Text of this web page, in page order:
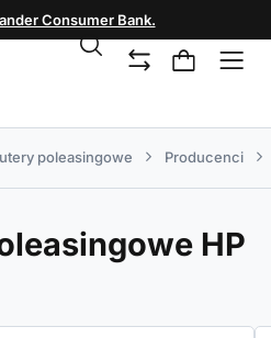
Consumer Bank.
poleasingowe Producenci
HP